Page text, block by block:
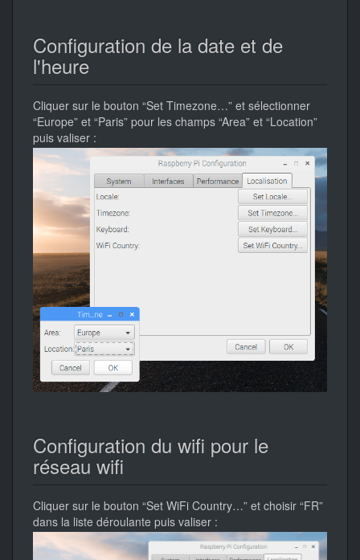
Configuration de la date et de
l'heure
Cliquer sur le bouton “Set Timezone…” et sélectionner
“Europe” et “Paris” pour les champs “Area” et “Location”
puis valiser :
Configuration du wifi pour le
réseau wifi
Cliquer sur le bouton “Set WiFi Country…” et choisir “FR”
dans la liste déroulante puis valiser :